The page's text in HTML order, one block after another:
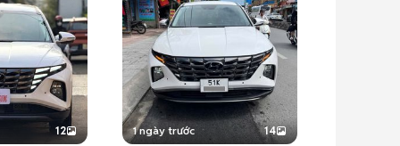
12 1 ngày trước 14